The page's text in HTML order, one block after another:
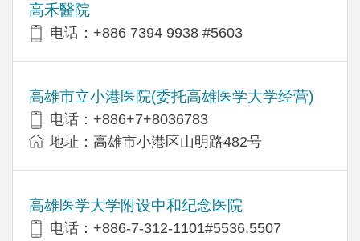
高禾醫院
电话：+886 7394 9938 #5603
高雄市立小港医院(委托高雄医学大学经营)
电话：+886+7+8036783
地址：高雄市小港区山明路482号
高雄医学大学附设中和纪念医院
电话：+886-7-312-1101#5536,5507